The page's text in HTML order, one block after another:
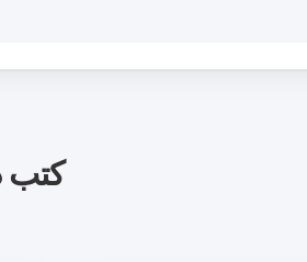
كتب